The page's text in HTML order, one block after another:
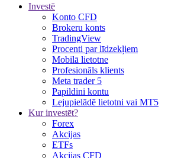
Investē
Konto CFD
Brokeru konts
TradingView
Procenti par līdzekļiem
Mobilā lietotne
Profesionāls klients
Meta trader 5
Papildini kontu
Lejupielādē lietotni vai MT5
Kur investēt?
Forex
Akcijas
ETFs
Akcijas CFD